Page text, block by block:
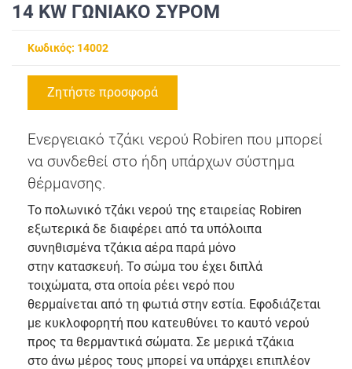
14 KW ΓΩΝΙΑΚΟ ΣΥΡΟΜ
Κωδικός: 14002
Ζητήστε προσφορά
Ενεργειακό τζάκι νερού Robiren που μπορεί
να συνδεθεί στο ήδη υπάρχων σύστημα
θέρμανσης.
Το πολωνικό τζάκι νερού της εταιρείας Robiren
εξωτερικά δε διαφέρει από τα υπόλοιπα
συνηθισμένα τζάκια αέρα παρά μόνο
στην κατασκευή. Το σώμα του έχει διπλά
τοιχώματα, στα οποία ρέει νερό που
θερμαίνεται από τη φωτιά στην εστία. Εφοδιάζεται
με κυκλοφορητή που κατευθύνει το καυτό νερού
προς τα θερμαντικά σώματα. Σε μερικά τζάκια
στο άνω μέρος τους μπορεί να υπάρχει επιπλέον